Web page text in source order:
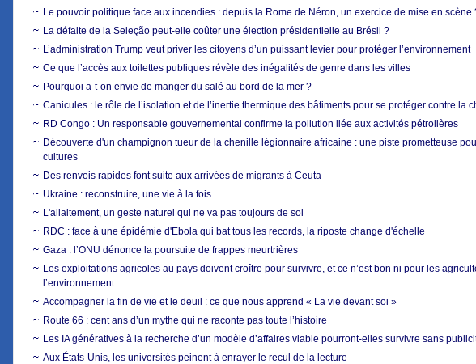
Le pouvoir politique face aux incendies : depuis la Rome de Néron, un exercice de mise en scène
La défaite de la Seleção peut-elle coûter une élection présidentielle au Brésil ?
L’administration Trump veut priver les citoyens d’un puissant levier pour protéger l’environnement
Ce que l’accès aux toilettes publiques révèle des inégalités de genre dans les villes
Pourquoi a-t-on envie de manger du salé au bord de la mer ?
Canicules : le rôle de l’isolation et de l’inertie thermique des bâtiments pour se protéger contre la
RD Congo : Un responsable gouvernemental confirme la pollution liée aux activités pétrolières
Découverte d'un champignon tueur de la chenille légionnaire africaine : une piste prometteuse
cultures
Des renvois rapides font suite aux arrivées de migrants à Ceuta
Ukraine : reconstruire, une vie à la fois
L'allaitement, un geste naturel qui ne va pas toujours de soi
RDC : face à une épidémie d'Ebola qui bat tous les records, la riposte change d'échelle
Gaza : l’ONU dénonce la poursuite de frappes meurtrières
Les exploitations agricoles au pays doivent croître pour survivre, et ce n’est bon ni pour les
l’environnement
Accompagner la fin de vie et le deuil : ce que nous apprend « La vie devant soi »
Route 66 : cent ans d’un mythe qui ne raconte pas toute l’histoire
Les IA génératives à la recherche d’un modèle d’affaires viable pourront-elles survivre sans
Aux États-Unis, les universités peinent à enrayer le recul de la lecture